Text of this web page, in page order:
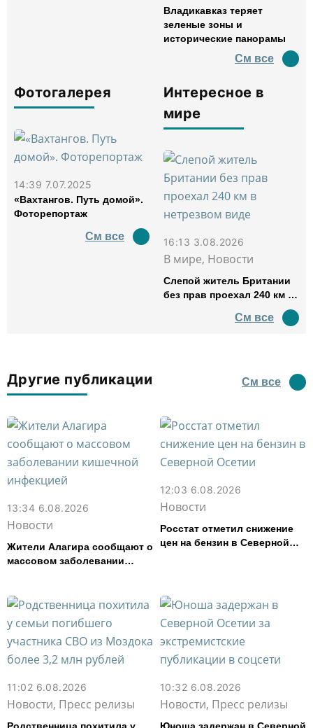
Владикавказ теряет
зеленые зоны и
исторические панорамы
См все
Фотогалерея
14:39 7.07.2025
«Вахтангов. Путь домой».
Фоторепортаж
См все
Интересное в
мире
16:13 3.08.2026
В мире, Новости
Слепой житель Британии
без прав проехал 240 км в
См все
Другие публикации См все
13:34 6.08.2026
Новости
Жители Алагира сообщают о
массовом заболевании
12:03 6.08.2026
Новости
Росстат отметил снижение
цен на бензин в Северной
11:02 6.08.2026
Новости, Пресс релизы
10:32 6.08.2026
Новости, Пресс релизы